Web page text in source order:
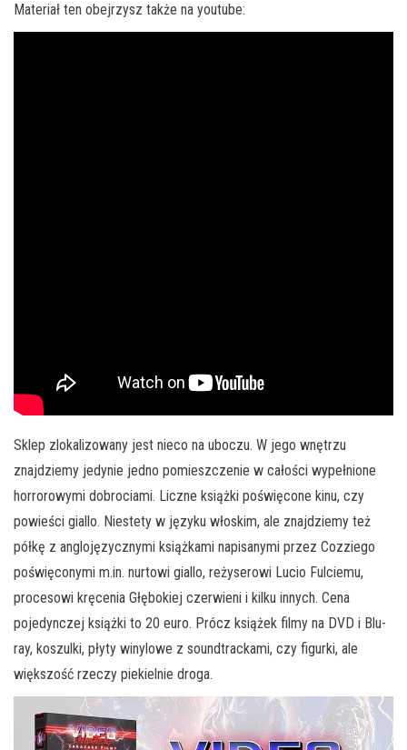
Materiał ten obejrzysz także na youtube:
Sklep zlokalizowany jest nieco na uboczu. W jego wnętrzu
znajdziemy jedynie jedno pomieszczenie w całości wypełnione
horrorowymi dobrociami. Liczne książki poświęcone kinu, czy
powieści giallo. Niestety w języku włoskim, ale znajdziemy też
półkę z anglojęzycznymi książkami napisanymi przez Cozziego
poświęconymi m.in. nurtowi giallo, reżyserowi Lucio Fulciemu,
procesowi kręcenia Głębokiej czerwieni i kilku innych. Cena
pojedynczej książki to 20 euro. Prócz książek filmy na DVD i Blu-
ray, koszulki, płyty winylowe z soundtrackami, czy figurki, ale
większość rzeczy piekielnie droga.